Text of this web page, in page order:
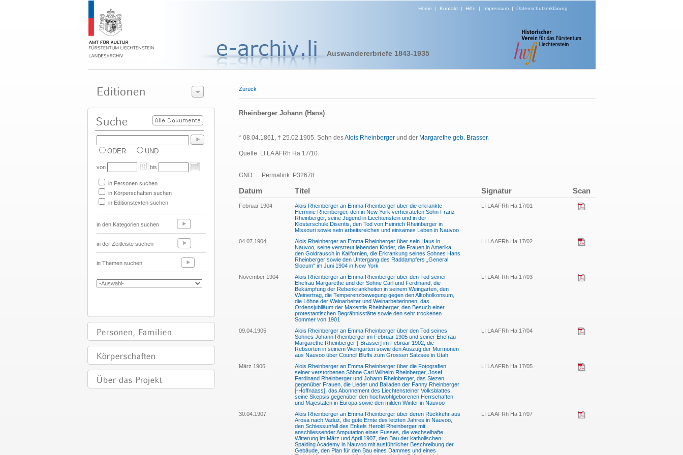
Home | Kontakt| Hilfe | Impressum| Datenschutzerklärung
Auswandererbriefe 1843-1935
ODER UND
von bis
in Personen suchen
in Körperschaften suchen
in Editionstexten suchen
in den Kategorien suchen
in der Zeitleiste suchen
in Themen suchen
Zurück
Rheinberger Johann (Hans)
* 08.04.1861, † 25.02.1905. Sohn desAlois Rheinberger und der Margarethe geb. Brasser.
Quelle: LI LA AFRh Ha 17/10.
GND: Permalink: P32678
Datum Titel Signatur Scan
Februar 1904
Alois Rheinberger an Emma Rheinberger über die erkrankte
Hermine Rheinberger, den in New York verheirateten Sohn Franz
Rheinberger, seine Jugend in Liechtenstein und in der
Klosterschule Disentis, den Tod von Heinrich Rheinberger in
Missouri sowie sein arbeitsreiches und einsames Leben in Nauvoo
LI LA AFRh Ha 17/01
04.07.1904
Alois Rheinberger an Emma Rheinberger über sein Haus in
Nauvoo, seine verstreut lebenden Kinder, die Frauen in Amerika,
den Goldrausch in Kalifornien, die Erkrankung seines Sohnes Hans
Rheinberger sowie den Untergang des Raddampfers „General
Slocum“ im Juni 1904 in New York
LI LA AFRh Ha 17/02
November 1904
Alois Rheinberger an Emma Rheinberger über den Tod seiner
Ehefrau Margarethe und der Söhne Carl und Ferdinand, die
Bekämpfung der Rebenkrankheiten in seinem Weingarten, den
Weinertrag, die Temperenzbewegung gegen den Alkoholkonsum,
die Löhne der Weinarbeiter und Weinarbeiterinnen, das
Ordensjubiläum der Maxentia Rheinberger, den Besuch einer
protestantischen Begräbnisstätte sowie den sehr trockenen
Sommer von 1901
LI LA AFRh Ha 17/03
09.04.1905
Alois Rheinberger an Emma Rheinberger über den Tod seines
Sohnes Johann Rheinberger im Februar 1905 und seiner Ehefrau
Margarethe Rheinberger [-Brasser] im Februar 1902, die
Rebsorten in seinem Weingarten sowie den Auszug der Mormonen
aus Nauvoo über Council Bluffs zum Grossen Salzsee in Utah
LI LA AFRh Ha 17/04
März 1906
Alois Rheinberger an Emma Rheinberger über die Fotografien
seiner verstorbenen Söhne Carl Wilhelm Rheinberger, Josef
Ferdinand Rheinberger und Johann Rheinberger, das Siezen
gegenüber Frauen, die Lieder und Balladen der Fanny Rheinberger
[-Hoffnaass], das Abonnement des Liechtensteiner Volksblattes,
seine Skepsis gegenüber den hochwohlgeborenen Herrschaften
und Majestäten in Europa sowie den milden Winter in Nauvoo
LI LA AFRh Ha 17/05
30.04.1907
Alois Rheinberger an Emma Rheinberger über deren Rückkehr aus
Arosa nach Vaduz, die gute Ernte des letzten Jahres in Nauvoo,
den Schiessunfall des Enkels Herold Rheinberger mit
anschliessender Amputation eines Fusses, die wechselhafte
Witterung im März und April 1907, den Bau der katholischen
Spalding Academy in Nauvoo mit ausführlicher Beschreibung der
Gebäude, den Plan für den Bau eines Dammes und eines
LI LA AFRh Ha 17/07